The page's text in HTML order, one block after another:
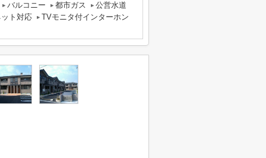
バルコニー 都市ガス
公営水道
ト対応
TVモニタ付インターホン